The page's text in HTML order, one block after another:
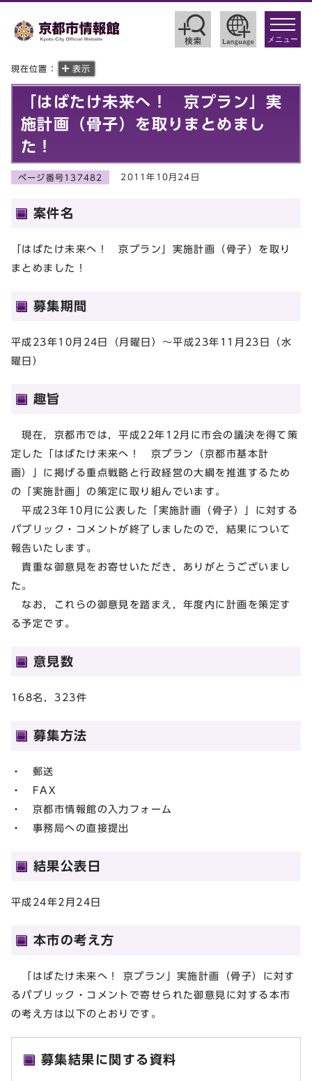
toggle
メニュー
現在位置： 表示
「はばたけ未来へ！ 京プラン」実
施計画（骨子）を取りまとめまし
た！
ページ番号137482 2011年10月24日
案件名
「はばたけ未来へ！ 京プラン」実施計画（骨子）を取り
まとめました！
募集期間
平成23年10月24日（月曜日）～平成23年11月23日（水
曜日）
趣旨
現在，京都市では，平成22年12月に市会の議決を得て策
定した「はばたけ未来へ！ 京プラン（京都市基本計
画）」に掲げる重点戦略と行政経営の大綱を推進するため
の「実施計画」の策定に取り組んでいます。
平成23年10月に公表した「実施計画（骨子）」に対する
パブリック・コメントが終了しましたので，結果について
報告いたします。
貴重な御意見をお寄せいただき，ありがとうございまし
た。
なお，これらの御意見を踏まえ，年度内に計画を策定す
る予定です。
意見数
168名，323件
募集方法
・ 郵送
・ FAX
・ 京都市情報館の入力フォーム
・ 事務局への直接提出
結果公表日
平成24年2月24日
本市の考え方
「はばたけ未来へ！ 京プラン」実施計画（骨子）に対す
るパブリック・コメントで寄せられた御意見に対する本市
の考え方は以下のとおりです。
募集結果に関する資料